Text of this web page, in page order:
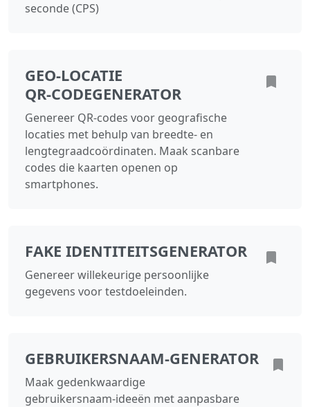
seconde (CPS)
GEO‑LOCATIE
QR‑CODEGENERATOR
Genereer QR‑codes voor geografische
locaties met behulp van breedte- en
lengtegraadcoördinaten. Maak scanbare
codes die kaarten openen op
smartphones.
FAKE IDENTITEITSGENERATOR
Genereer willekeurige persoonlijke
gegevens voor testdoeleinden.
GEBRUIKERSNAAM‑GENERATOR
Maak gedenkwaardige
gebruikersnaam‑ideeën met aanpasbare